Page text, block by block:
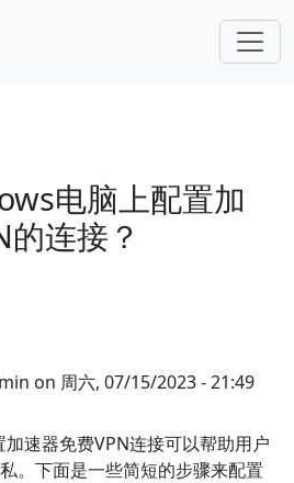
电脑上配置加
的连接？
on 周六, 07/15/2023 - 21:49
速器免费VPN连接可以帮助用户
。下面是一些简短的步骤来配置